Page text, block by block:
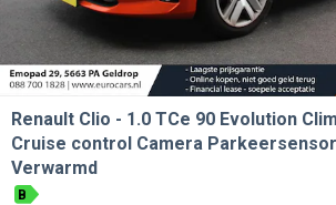
Renault Clio
1.0 TCe 90 Evolution
Cruise control Camera
Verwarmd
B